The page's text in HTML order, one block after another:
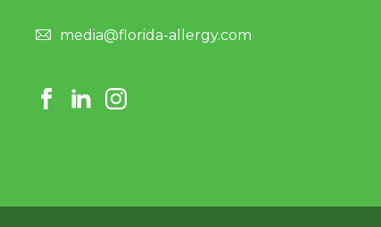
media@florida-allergy.com